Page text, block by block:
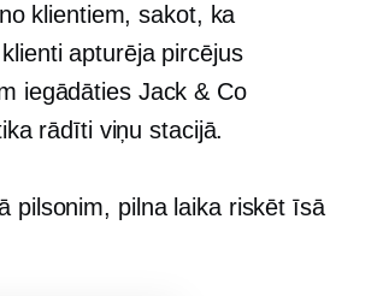
klientiem, sakot, ka
apturēja pircējus
iegādāties Jack & Co
rādīti viņu stacijā.
pilsonim, pilna laikariskēt īsā